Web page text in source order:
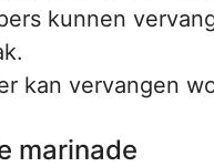
kunnen
kan vervangen
marinade